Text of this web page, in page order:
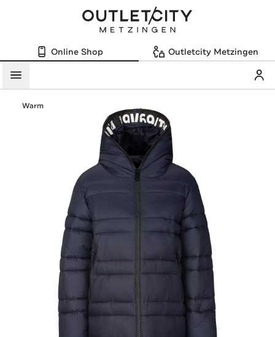
Online Shop Outletcity Metzingen
Menü
Warm